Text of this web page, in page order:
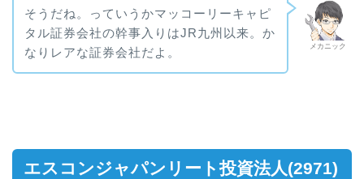
メカニック
そうだね。っていうかマッコーリーキャピ
タル証券会社の幹事入りはJR九州以来。か
なりレアな証券会社だよ。
エスコンジャパンリート投資法人(2971)